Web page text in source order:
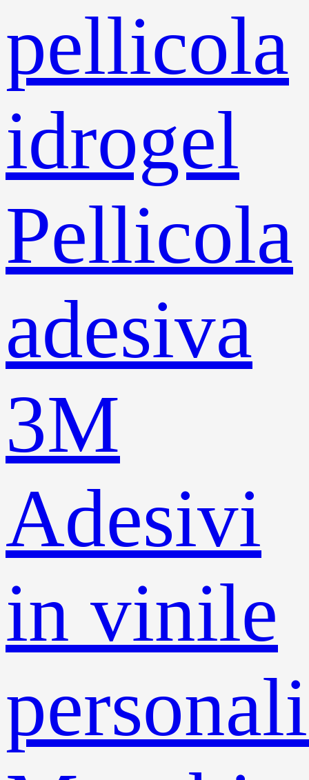
pellicola
idrogel
Pellicola
adesiva
3M
Adesivi
in ​​vinile